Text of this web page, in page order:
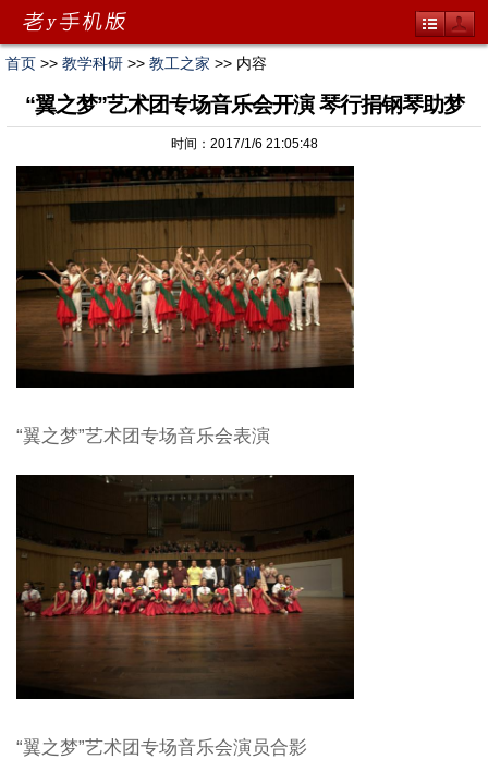
首页 >> 教学科研 >> 教工之家 >> 内容
“翼之梦”艺术团专场音乐会开演 琴行捐钢琴助梦
时间：2017/1/6 21:05:48
“翼之梦”艺术团专场音乐会表演
“翼之梦”艺术团专场音乐会演员合影